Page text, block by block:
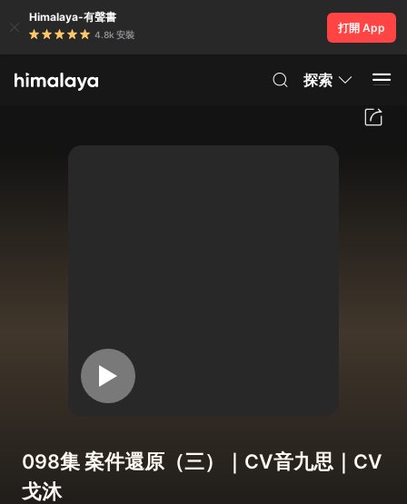
Himalaya-有聲書
4.8k 安裝
打開 App
探索
098集 案件還原（三）｜CV音九思｜CV
戈沐